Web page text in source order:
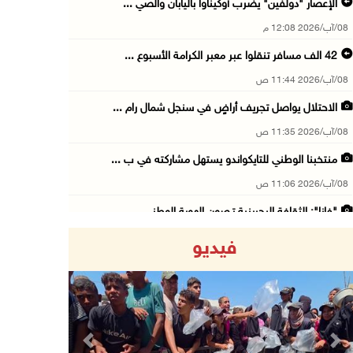
الإعصار "دولفين" يضرب أوكيناوا باليابان والصي ...
08/آب/2026 12:08 م
42 الف مسافر تنقلوا عبر معبر الكرامة الأسبوع ...
08/آب/2026 11:44 ص
الاحتلال يواصل تجريف أراضٍ في سنجل شمال رام ...
08/آب/2026 11:35 ص
منتخبنا الوطني للتايكواندو يستهل مشاركته في ب ...
08/آب/2026 11:06 ص
"فانا": الثقافة البحرينية تـصون الهوية الوطني ...
08/آب/2026 10:50 ص
مستعمرون إرهابيون يهاجمون منزلا ويقتحمون مناط ...
08/آب/2026 10:22 ص
فيديو
Previous Next